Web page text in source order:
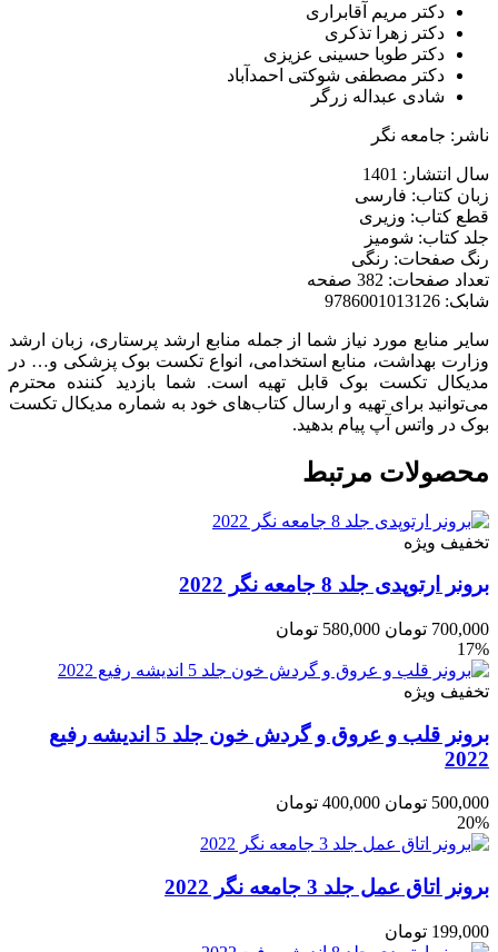
دﮐﺘﺮ ﻣﺮﯾﻢ آﻗﺎﺑﺮاری
دﮐﺘﺮ زﻫﺮا ﺗﺬﮐﺮی
دﮐﺘﺮ ﻃﻮﺑﺎ ﺣﺴﯿﻨﯽ ﻋﺰﯾﺰی
دﮐﺘﺮ ﻣﺼﻄﻔﯽ ﺷﻮﮐﺘﯽ اﺣﻤﺪآﺑﺎد
ﺷﺎدی ﻋﺒﺪاﻟﻪ زرﮔﺮ
ناشر: جامعه نگر
سال انتشار: 1401
زبان کتاب: فارسی
قطع کتاب: وزیری
جلد کتاب: شومیز
رنگ صفحات: رنگی
تعداد صفحات: 382 صفحه
شابک: 9786001013126
سایر منابع مورد نیاز شما از جمله منابع ارشد پرستاری، زبان ارشد
وزارت بهداشت، منابع استخدامی، انواع تکست بوک پزشکی و… در
مدیکال تکست بوک قابل تهیه است. شما بازدید کننده محترم
می‌توانید برای تهیه و ارسال کتاب‌های خود به شماره مدیکال تکست
بوک در واتس آپ پیام بدهید.
محصولات مرتبط
تخفیف ویژه
برونر ارتوپدی جلد 8 جامعه نگر 2022
700,000 تومان 580,000 تومان
17%
تخفیف ویژه
برونر قلب و عروق و گردش خون جلد 5 اندیشه رفیع
2022
500,000 تومان 400,000 تومان
20%
برونر اتاق عمل جلد 3 جامعه نگر 2022
199,000 تومان